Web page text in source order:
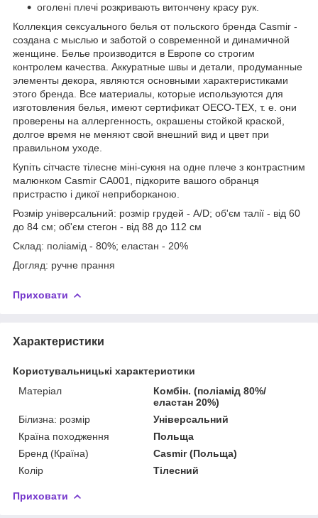
оголені плечі розкривають витончену красу рук.
Коллекция сексуального белья от польского бренда Casmir -
создана с мыслью и заботой о современной и динамичной
женщине. Белье производится в Европе со строгим
контролем качества. Аккуратные швы и детали, продуманные
элементы декора, являются основными характеристиками
этого бренда. Все материалы, которые используются для
изготовления белья, имеют сертификат OECO-TEX, т. е. они
проверены на аллергенность, окрашены стойкой краской,
долгое время не меняют свой внешний вид и цвет при
правильном уходе.
Купіть сітчасте тілесне міні-сукня на одне плече з контрастним
малюнком Casmir CA001, підкорите вашого обранця
пристрастю і дикої неприборканою.
Розмір універсальний: розмір грудей - А/D; об'єм талії - від 60
до 84 см; об'єм стегон - від 88 до 112 см
Склад: поліамід - 80%; еластан - 20%
Догляд: ручне прання
Приховати
Характеристики
Користувальницькі характеристики
Матеріал
Комбін. (поліамід 80%/
еластан 20%)
Білизна: розмір
Універсальний
Країна походження
Польща
Бренд (Країна)
Casmir (Польща)
Колір
Тілесний
Приховати